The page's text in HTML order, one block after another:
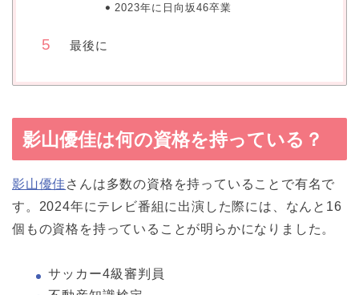
2023年に日向坂46卒業
最後に
影山優佳は何の資格を持っている？
影山優佳 さんは多数の資格を持っていることで有名で
す。2024年にテレビ番組に出演した際には、なんと16
個もの資格を持っていることが明らかになりました。
サッカー4級審判員